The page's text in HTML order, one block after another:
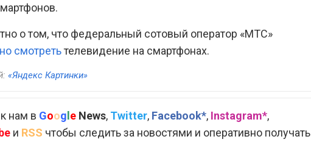
о том, что федеральный сотовый оператор «МТС»
смотретьтелевидение на смартфонах.
«Яндекс Картинки»
нам в Google News, Twitter, Facebook*, Instagram*,
и RSS чтобы следить за новостями и оперативно получать